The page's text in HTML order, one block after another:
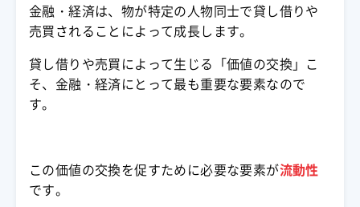
金融・経済は、物が特定の人物同士で貸し借りや
売買されることによって成長します。
貸し借りや売買によって生じる「価値の交換」こ
そ、金融・経済にとって最も重要な要素なので
す。
この価値の交換を促すために必要な要素が流動性
です。